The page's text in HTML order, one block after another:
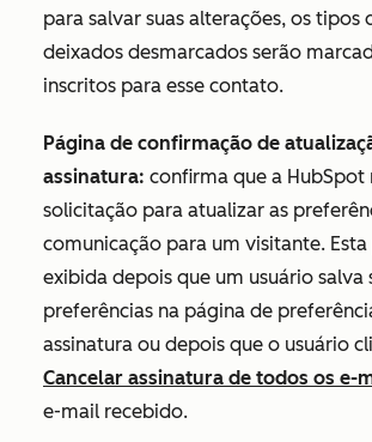
para salvar suas alterações, os tipos
deixados desmarcados serão
inscritos para esse contato.
Página de confirmação de
assinatura: confirma que a HubSpot
solicitação para atualizar as
comunicação para um visitante.
exibida depois que um usuário salva
preferências na página de
assinatura ou depois que o usuário
Cancelar assinatura de todos os e-
e-mail recebido.